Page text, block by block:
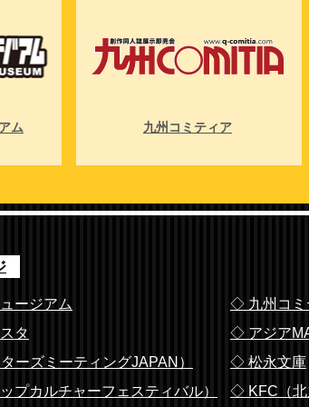
ム 九州コミティア
ージアム
◇ 九州コミ
タ
◇ アジア
ーズミーティングJAPAN）
◇ 松永文庫
プカルチャーフェスティバル）
◇ KFC（北